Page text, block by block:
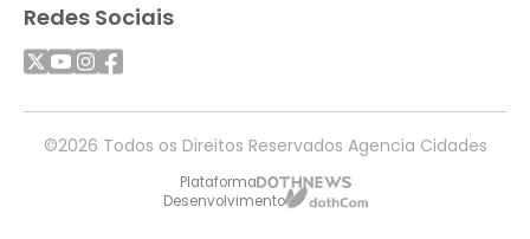
Redes Sociais
©2026 Todos os Direitos Reservados Agencia Cidades
Plataforma
Desenvolvimento